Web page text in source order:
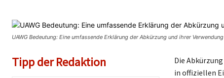
UAWG Bedeutung: Eine umfassende Erklärung der Abkürzung und ihrer
Tipp der Redaktion
Die
in offiziellen